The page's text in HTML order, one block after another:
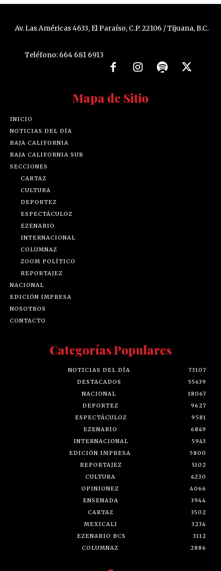
Av. Las Américas 4633, El Paraíso, C.P. 22106 / Tijuana, B.C.
Teléfono: 664 681 6913
Mapa de Sitio
INICIO
NOTICIAS DEL DÍA
BAJA CALIFORNIA
BAJA CALIFORNIA SUR
SECCIONES
CARTAZ
CULTURA
DEPORTEZ
ESPECTÁCULOZ
EZENARIO
INTERNACIONAL
COLUMNAZ
ZOOM POLÍTICO
REPORTAJEZ
NACIONAL
EDICIÓN IMPRESA
NOSOTROS
CONTACTO
Categorías Populares
NOTICIAS DEL DÍA
73107
DESTACADOS
55639
NACIONAL
18067
DEPORTEZ
9627
ESPECTÁCULOZ
9581
EZENARIO
6849
INTERNACIONAL
5943
EDICIÓN IMPRESA
5800
REPORTAJEZ
5102
CULTURA
4230
OPINIONEZ
4066
ENSENADA
3944
CARTAZ
3502
MEXICALI
3234
EZENARIO BCS
3112
COLUMNAZ
2886